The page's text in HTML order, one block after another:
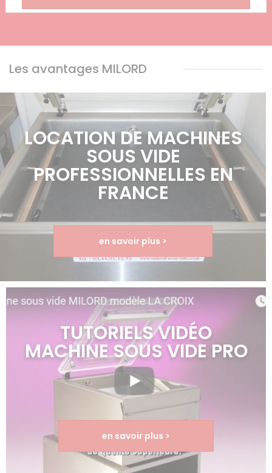
Les avantages MILORD
LOCATION DE MACHINES
SOUS VIDE
PROFESSIONNELLES EN
FRANCE
en savoir plus >
TUTORIELS VIDÉO
MACHINE SOUS VIDE PRO
en savoir plus >